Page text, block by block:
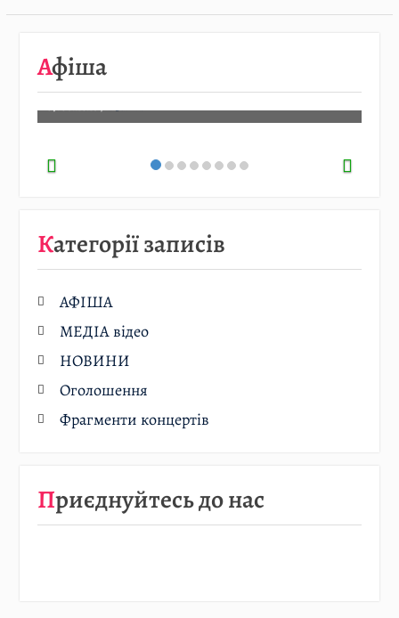
Афіша
08.08
Детальніше…
Категорії записів
АФІША
МЕДІА відео
НОВИНИ
Оголошення
Фрагменти концертів
Приєднуйтесь до нас